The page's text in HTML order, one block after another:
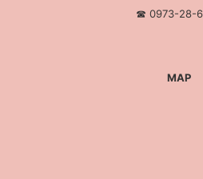
☎︎ 0973-28-
MAP